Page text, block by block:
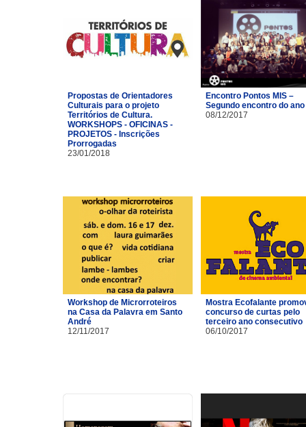
Propostas de Orientadores
Culturais para o projeto
Territórios de Cultura.
WORKSHOPS - OFICINAS -
PROJETOS - Inscrições
Prorrogadas
23/01/2018
Encontro Pontos MIS –
Segundo encontro do ano
08/12/2017
Workshop de Microrroteiros
na Casa da Palavra em Santo
André
12/11/2017
Mostra Ecofalante
concurso de curtas pelo
terceiro ano consecutivo
06/10/2017